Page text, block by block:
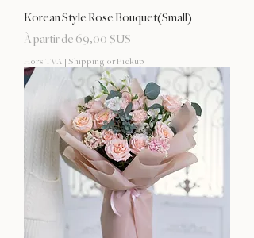
Korean Style Rose Bouquet(Small)
À partir de 69,00 $US
Prix promotionnel
Hors TVA | Shipping or Pickup